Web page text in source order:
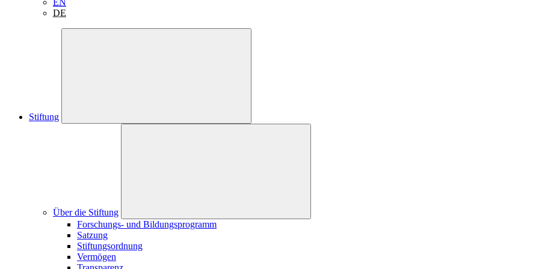
EN
DE
Stiftung
Über die Stiftung
Forschungs- und Bildungsprogramm
Satzung
Stiftungsordnung
Vermögen